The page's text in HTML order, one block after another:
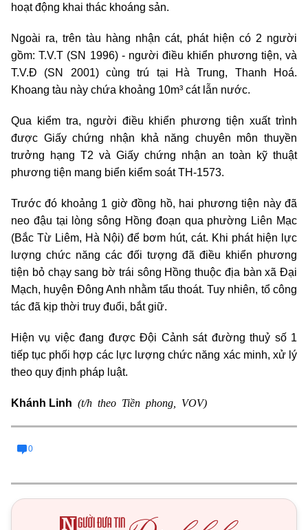
hoạt động khai thác khoáng sản.
Ngoài ra, trên tàu hàng nhận cát, phát hiện có 2 người
gồm: T.V.T (SN 1996) - người điều khiển phương tiện, và
T.V.Đ (SN 2001) cùng trú tại Hà Trung, Thanh Hoá.
Khoang tàu này chứa khoảng 10m³ cát lẫn nước.
Qua kiểm tra, người điều khiển phương tiện xuất trình
được Giấy chứng nhận khả năng chuyên môn thuyền
trưởng hạng T2 và Giấy chứng nhận an toàn kỹ thuật
phương tiện mang biển kiểm soát TH-1573.
Trước đó khoảng 1 giờ đồng hồ, hai phương tiện này đã
neo đậu tại lòng sông Hồng đoạn qua phường Liên Mạc
(Bắc Từ Liêm, Hà Nội) để bơm hút, cát. Khi phát hiện lực
lượng chức năng các đối tượng đã điều khiển phương
tiện bỏ chạy sang bờ trái sông Hồng thuộc địa bàn xã Đại
Mạch, huyện Đông Anh nhằm tẩu thoát. Tuy nhiên, tổ công
tác đã kịp thời truy đuổi, bắt giữ.
Hiện vụ việc đang được Đội Cảnh sát đường thuỷ số 1
tiếp tục phối hợp các lực lượng chức năng xác minh, xử lý
theo quy định pháp luật.
Khánh Linh (t/h theo Tiền phong, VOV)
0